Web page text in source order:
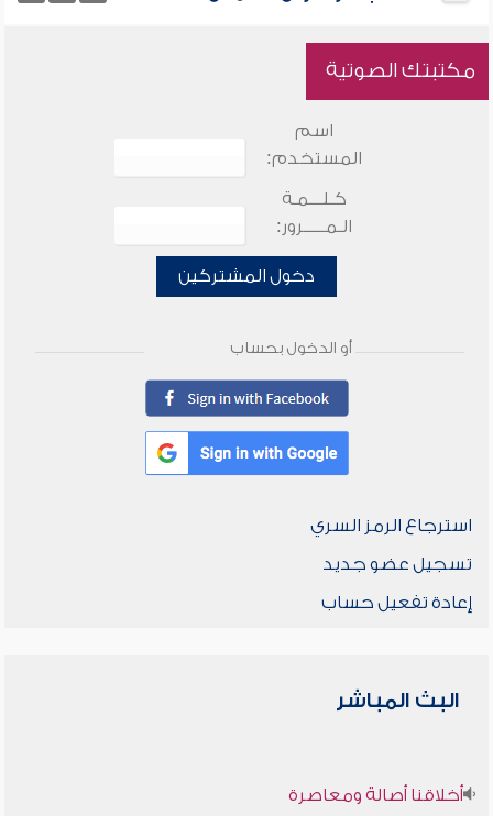
مكتبتك الصوتية
اسم
المستخدم:
كـلـــمـة
الـمـــــرور:
دخول المشتركين
أو الدخول بحساب
استرجاع الرمز السري
تسجيل عضو جديد
إعادة تفعيل حساب
البث المباشر
أخلاقنا أصالة ومعاصرة